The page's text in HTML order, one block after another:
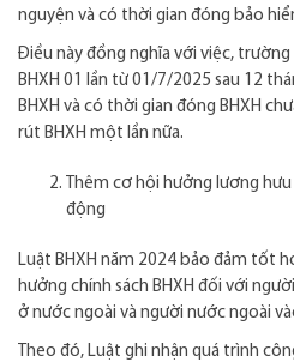
nguyện và có thời gian đóng bảo
Điều này đồng nghĩa với việc,
BHXH 01 lần từ 01/7/2025 sau 12
BHXH và có thời gian đóng BHXH
rút BHXH một lần nữa.
Thêm cơ hội hưởng lương
động
Luật BHXH năm 2024 bảo đảm tốt
hưởng chính sách BHXH đối với
ở nước ngoài và người nước ngoài
Theo đó, Luật ghi nhận quá trình